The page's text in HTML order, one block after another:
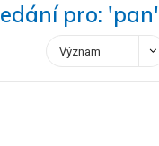
pro: 'pan'